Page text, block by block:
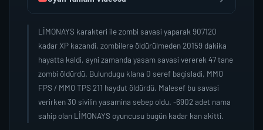
LİMONAYS karakteri ile zombi savasi yaparak 907120
kadar XP kazandi, zombilere öldürülmeden 20159 dakika
hayatta kaldi, ayni zamanda yasam savasi vererek 47 tane
zombi öldürdü. Bulundugu klana 0 seref bagisladi, MMO
FPS / MMO TPS 211 haydut öldürdü. Malesef bu savasi
verirken 30 sivilin yasamina sebep oldu. -6902 adet nama
sahip olan LİMONAYS oyuncusu bugün kadar kan akitti.